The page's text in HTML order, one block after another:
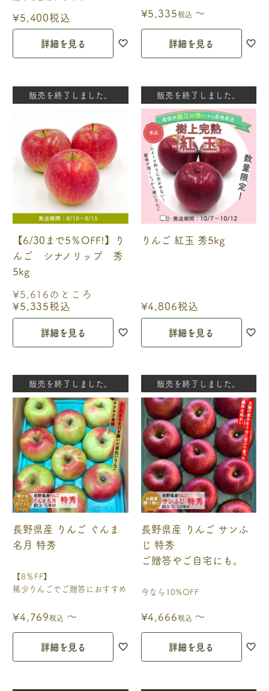
¥5,400税込
詳細を見る
¥5,335税込 〜
詳細を見る
【6/30まで5％OFF!】り
んご シナノリップ 秀
5kg
¥5,616のところ
¥5,335税込
販売を終了しました。
詳細を見る
りんご 紅玉 秀5kg
¥4,806税込
販売を終了しました。
詳細を見る
【8％FF】
稀少りんごでご贈答におすすめ
長野県産 りんご ぐんま
名月 特秀
¥4,769税込 〜
販売を終了しました。
詳細を見る
今なら10%OFF
長野県産 りんご サンふ
じ 特秀
ご贈答やご自宅にも。
¥4,666税込 〜
販売を終了しました。
詳細を見る